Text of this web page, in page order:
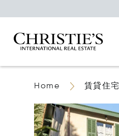
Home 賃貸住宅